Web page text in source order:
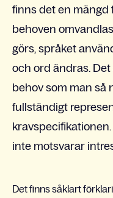
finns det en mängd
behoven
görs, språket
och ord ändras.
behov som man så
fullständigt
inte motsvarar
Det finns såklart